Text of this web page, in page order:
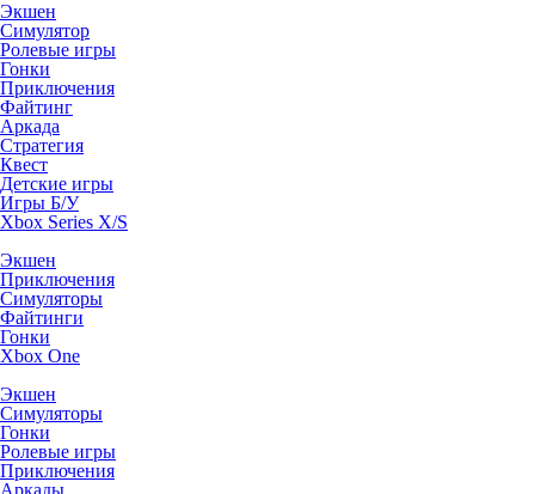
Экшен
Симулятор
Ролевые игры
Гонки
Приключения
Файтинг
Аркада
Стратегия
Квест
Детские игры
Игры Б/У
Xbox Series X/S
Экшен
Приключения
Симуляторы
Файтинги
Гонки
Xbox One
Экшен
Симуляторы
Гонки
Ролевые игры
Приключения
Аркады